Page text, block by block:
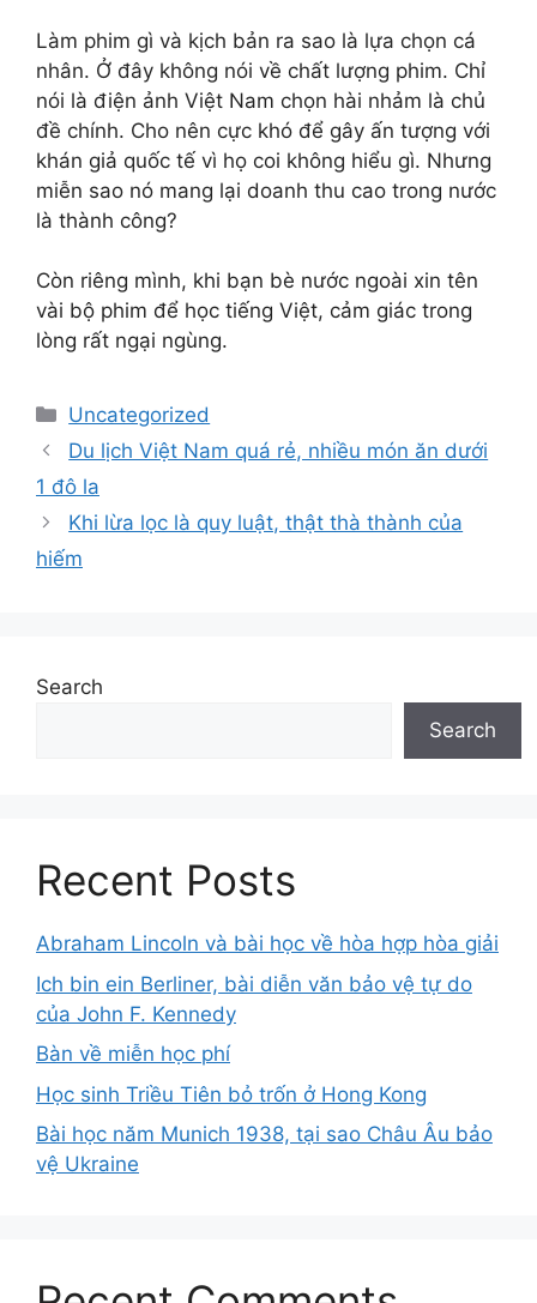
Làm phim gì và kịch bản ra sao là lựa chọn cá
nhân. Ở đây không nói về chất lượng phim. Chỉ
nói là điện ảnh Việt Nam chọn hài nhảm là chủ
đề chính. Cho nên cực khó để gây ấn tượng với
khán giả quốc tế vì họ coi không hiểu gì. Nhưng
miễn sao nó mang lại doanh thu cao trong nước
là thành công?
Còn riêng mình, khi bạn bè nước ngoài xin tên
vài bộ phim để học tiếng Việt, cảm giác trong
lòng rất ngại ngùng.
Categories
Uncategorized
Du lịch Việt Nam quá rẻ, nhiều món ăn dưới
1 đô la
Khi lừa lọc là quy luật, thật thà thành của
hiếm
Search
Search
Recent Posts
Abraham Lincoln và bài học về hòa hợp hòa giải
Ich bin ein Berliner, bài diễn văn bảo vệ tự do
của John F. Kennedy
Bàn về miễn học phí
Học sinh Triều Tiên bỏ trốn ở Hong Kong
Bài học năm Munich 1938, tại sao Châu Âu bảo
vệ Ukraine